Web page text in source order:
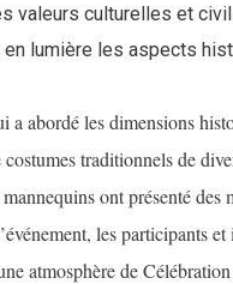
valeurs culturelles et
lumière les aspects
abordé les dimensions
traditionnels de
ont présenté des
les participants
atmosphère de